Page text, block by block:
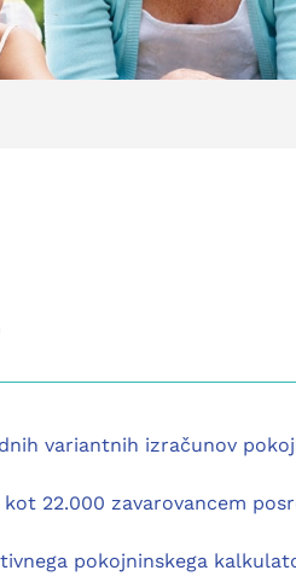
variantnih izračunov
22.000 zavarovancem
pokojninskega